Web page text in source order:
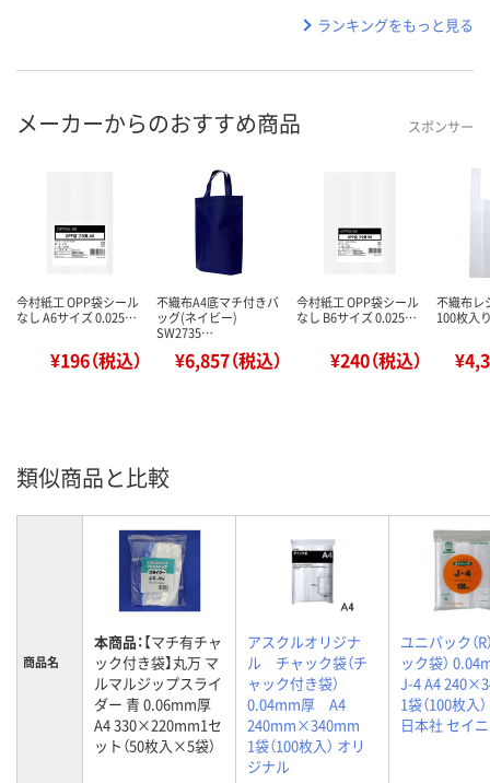
ランキングをもっと見る
メーカーからのおすすめ商品 スポンサー
今村紙工 OPP袋シール
なし A6サイズ 0.025…
¥196（税込）
不織布A4底マチ付きバ
ッグ(ネイビー)
SW2735…
¥6,857（税込）
今村紙工 OPP袋シール
なし B6サイズ 0.025…
¥240（税込）
不織布レ
100枚入
類似商品と比較
商品名
本商品：【マチ有チャ
ック付き袋】丸万 マ
ルマルジップスライ
ダー 青 0.06mm厚
A4 330×220mm1セ
ット（50枚入×5袋）
アスクルオリジナ
ル チャック袋（チ
ャック付き袋）
0.04mm厚 A4
240mm×340mm
1袋（100枚入） オリ
ジナル
ユニパック（R
ック袋）
J-4 A4
1袋（100枚入
日本社 セイ